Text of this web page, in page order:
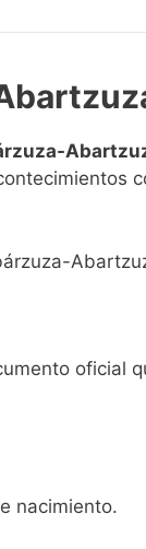
oficial
nacimiento.